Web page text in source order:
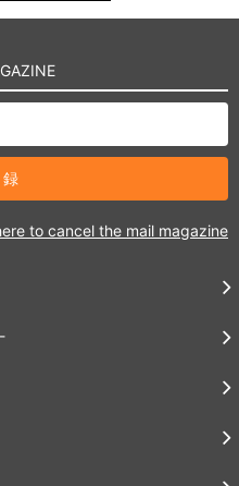
to cancel the mail magazine